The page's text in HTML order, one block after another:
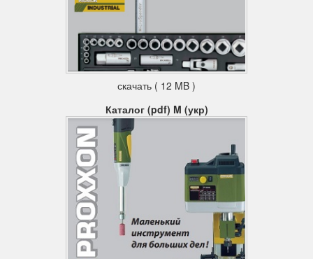
Частоту вращения шпинделя можно плавно регулировать
посредством электронного регулирования. Как правило,
действительно следующее:
Большой диаметр фрезы = низкая скорость.
Маленький диаметр фрезы = высокая скорость.
В качестве помощи для правильного выбора частоты
предусмотрена таблица.
Технические данные Proxxon mf 70:
Напряжение: 230 В, 50/60 Гц
Мощность: 100 Вт
Частота вращения шпинделя 6000 – 20000 1/мин
Длина вертикального перемещения 83 мм
Длина поперечного перемещения 134 мм
Длина продольного перемещения 46 мм
Размер стола 200 x 70 мм
Лимбы со шкалой 1 оборот = 1 мм 1 деление шкалы = 0,05
скачать ( 12 MB )
Каталог (pdf) M (укр)